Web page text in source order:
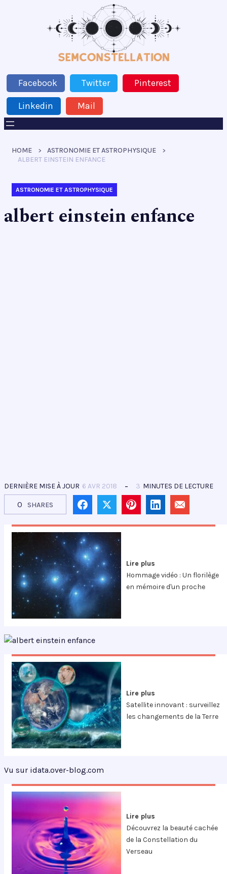
Facebook Twitter Pinterest
Linkedin Mail
HOME
ASTRONOMIE ET ASTROPHYSIQUE
ALBERT EINSTEIN ENFANCE
ASTRONOMIE ET ASTROPHYSIQUE
albert einstein enfance
DERNIÈRE MISE À JOUR 6 AVR 2018 3 MINUTES DE LECTURE
0 SHARES
Lire plus
Hommage vidéo : Un florilège
en mémoire d'un proche
Lire plus
Satellite innovant : surveillez
les changements de la Terre
Vu sur idata.over-blog.com
Lire plus
Découvrez la beauté cachée
de la Constellation du
Verseau